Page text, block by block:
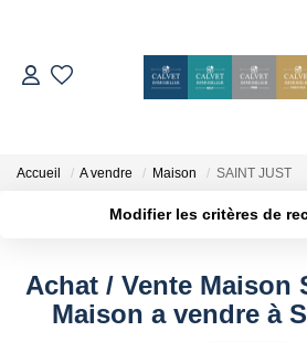
ESTIMER
Notre Équipe
Accueil A vendre Maison SAINT JUST
Modifier les critères de
Surface min
Achat / Vente Maison
Maison a vendre à